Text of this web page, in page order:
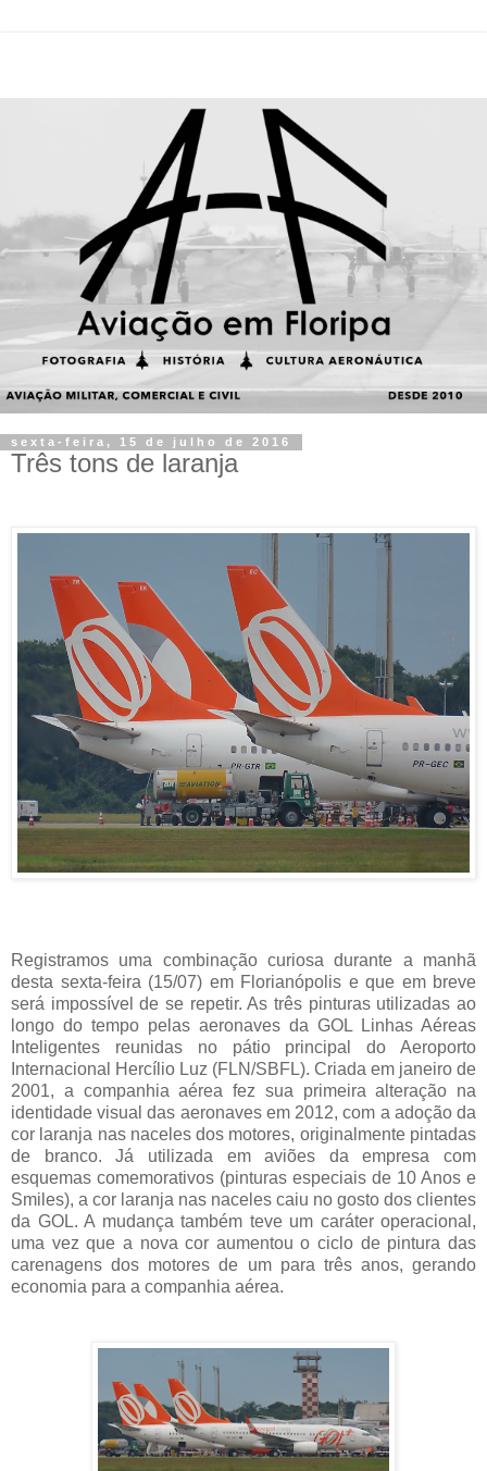
sexta-feira, 15 de julho de 2016
Três tons de laranja
Registramos uma combinação curiosa durante a manhã
desta sexta-feira (15/07) em Florianópolis e que em breve
será impossível de se repetir. As três pinturas utilizadas ao
longo do tempo pelas aeronaves da GOL Linhas Aéreas
Inteligentes reunidas no pátio principal do Aeroporto
Internacional Hercílio Luz (FLN/SBFL). Criada em janeiro de
2001, a companhia aérea fez sua primeira alteração na
identidade visual das aeronaves em 2012, com a adoção da
cor laranja nas naceles dos motores, originalmente pintadas
de branco. Já utilizada em aviões da empresa com
esquemas comemorativos (pinturas especiais de 10 Anos e
Smiles), a cor laranja nas naceles caiu no gosto dos clientes
da GOL. A mudança também teve um caráter operacional,
uma vez que a nova cor aumentou o ciclo de pintura das
carenagens dos motores de um para três anos, gerando
economia para a companhia aérea.